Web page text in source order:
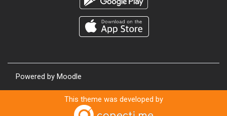
Powered by Moodle
This theme was developed by